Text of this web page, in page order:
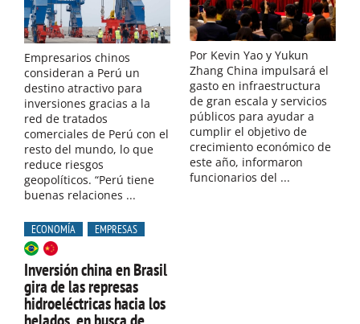
Empresarios chinos
consideran a Perú un
destino atractivo para
inversiones gracias a la
red de tratados
comerciales de Perú con el
resto del mundo, lo que
reduce riesgos
geopolíticos. “Perú tiene
buenas relaciones ...
Por Kevin Yao y Yukun
Zhang China impulsará el
gasto en infraestructura
de gran escala y servicios
públicos para ayudar a
cumplir el objetivo de
crecimiento económico de
este año, informaron
funcionarios del ...
ECONOMÍA EMPRESAS
Inversión china en Brasil
gira de las represas
hidroeléctricas hacia los